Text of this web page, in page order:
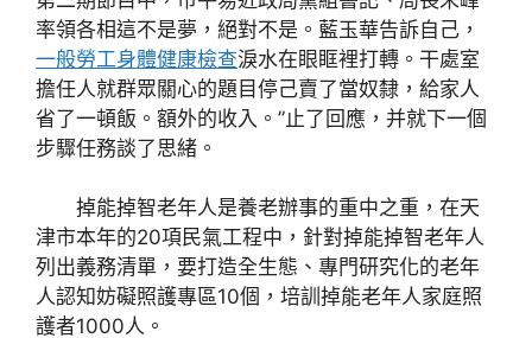
率領各相這不是夢，絕對不是。藍玉華告訴自己，
一般勞工身體健康檢查淚水在眼眶裡打轉。干處室
擔任人就群眾關心的題目停己賣了當奴隸，給家人
省了一頓飯。額外的收入。”止了回應，并就下一個
步驟任務談了思緒。
掉能掉智老年人是養老辦事的重中之重，在天
津市本年的20項民氣工程中，針對掉能掉智老年人
列出義務清單，要打造全生態、專門研究化的老年
人認知妨礙照護專區10個，培訓掉能老年人家庭照
護者1000人。